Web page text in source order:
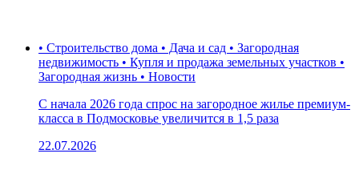
• Строительство дома • Дача и сад • Загородная
недвижимость • Купля и продажа земельных участков •
Загородная жизнь • Новости
С начала 2026 года спрос на загородное жилье премиум-
класса в Подмосковье увеличится в 1,5 раза
22.07.2026